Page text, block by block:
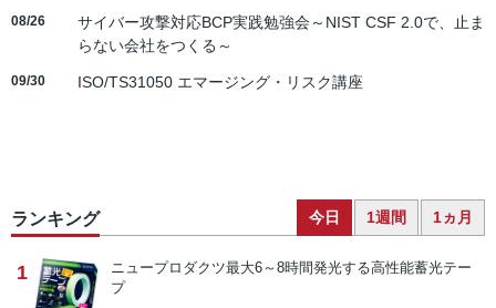
08/26
サイバー攻撃対応BCP実践勉強会～NIST CSF 2.0で、止ま
らない会社をつくる～
09/30 ISO/TS31050 エマージング・リスク講座
ランキング 今日 1週間 1ヵ月
1 ニュープロダクツ最大6～8時間発光する高性能蓄光テー
プ